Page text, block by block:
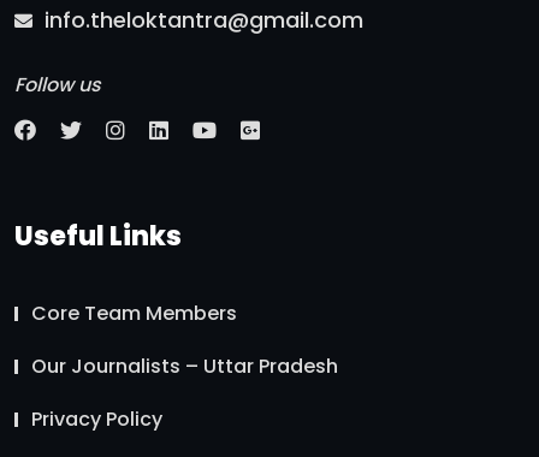
info.theloktantra@gmail.com
Follow us
Useful Links
Core Team Members
Our Journalists – Uttar Pradesh
Privacy Policy